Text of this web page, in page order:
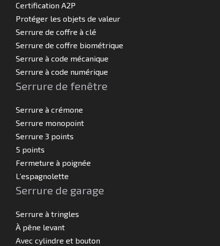
Certification A2P
Protéger les objets de valeur
Serrure de coffre à clé
Serrure de coffre biométrique
Serrure à code mécanique
Serrure à code numérique
Serrure de fenêtre
Serrure à crémone
Serrure monopoint
Serrure 3 points
5 points
Fermeture à poignée
L’espagnolette
Serrure de garage
Serrure à tringles
À pêne levant
Avec cylindre et bouton